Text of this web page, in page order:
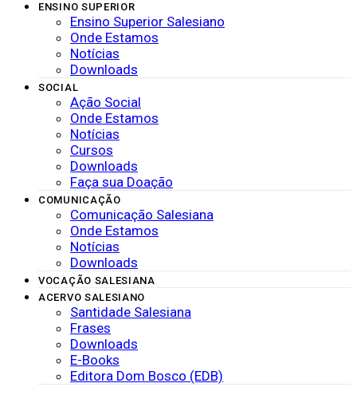
ENSINO SUPERIOR
Ensino Superior Salesiano
Onde Estamos
Notícias
Downloads
SOCIAL
Ação Social
Onde Estamos
Notícias
Cursos
Downloads
Faça sua Doação
COMUNICAÇÃO
Comunicação Salesiana
Onde Estamos
Notícias
Downloads
VOCAÇÃO SALESIANA
ACERVO SALESIANO
Santidade Salesiana
Frases
Downloads
E-Books
Editora Dom Bosco (EDB)